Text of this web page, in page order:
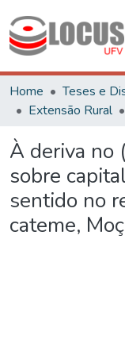
Home Teses e
Extensão Rural
À deriva no
sobre
sentido no
cateme,